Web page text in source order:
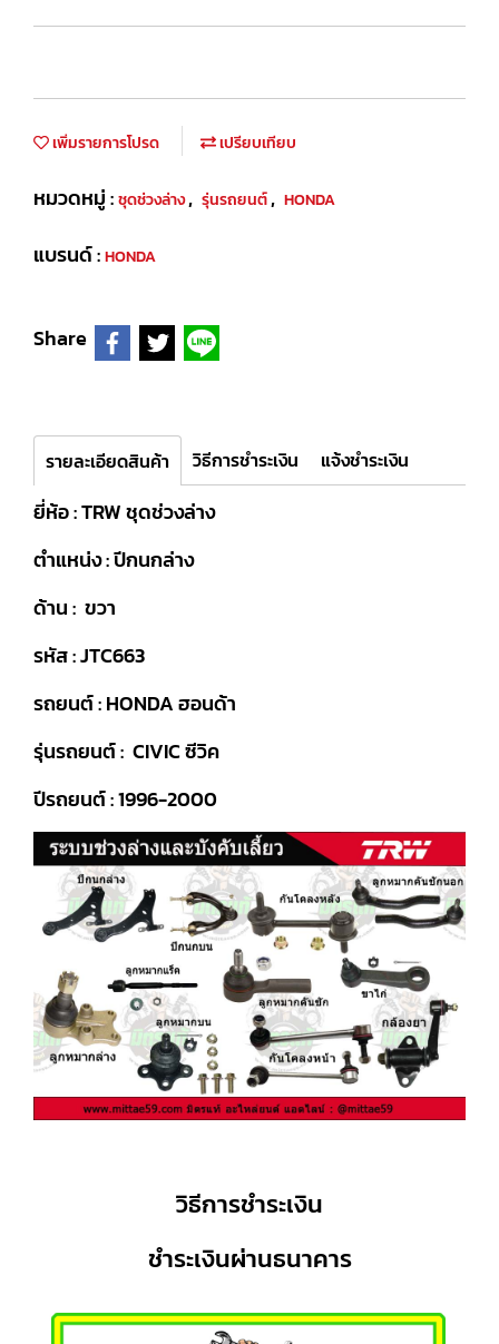
เพิ่มรายการโปรด เปรียบเทียบ
หมวดหมู่ :ชุดช่วงล่าง, รุ่นรถยนต์, HONDA
แบรนด์ :HONDA
Share
รายละเอียดสินค้า วิธีการชำระเงิน แจ้งชำระเงิน
ยี่ห้อ : TRW ชุดช่วงล่าง
ตำแหน่ง : ปีกนกล่าง
ด้าน : ขวา
รหัส : JTC663
รถยนต์ : HONDA ฮอนด้า
รุ่นรถยนต์ : CIVIC ซีวิค
ปีรถยนต์ : 1996-2000
วิธีการชำระเงิน
ชำระเงินผ่านธนาคาร